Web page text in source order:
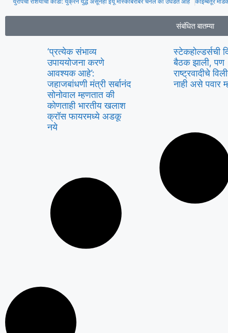
संबंधित बातम्या
‘प्रत्येक संभाव्य
उपाययोजना करणे
आवश्यक आहे’:
जहाजबांधणी मंत्री सर्बानंद
सोनोवाल म्हणतात की
कोणताही भारतीय खलाश
क्रॉस फायरमध्ये अडकू
नये
स्टेकहोल्डर्सची
बैठक झाली, पण
राष्ट्रवादीचे
नाही असे पवार